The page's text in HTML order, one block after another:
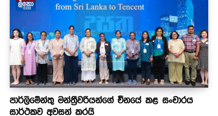
පාර්ලිමේන්තු මන්ත්‍රීවරියන්ගේ චීනයේ කළ සංචාරය
සාර්ථකව අවසන් කරයි